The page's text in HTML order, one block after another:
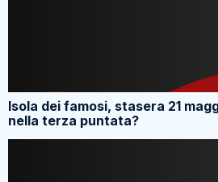
Isola dei famosi, stasera 21
nella terza puntata?